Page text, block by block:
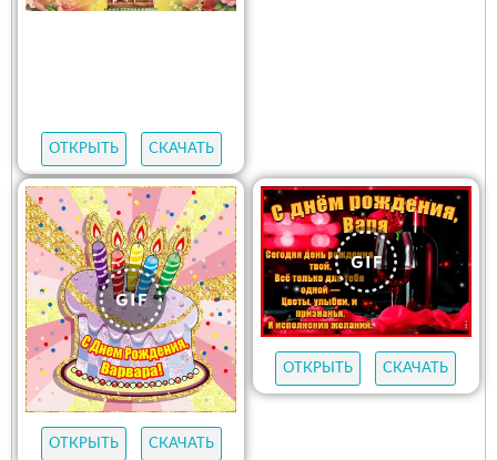
ОТКРЫТЬ СКАЧАТЬ
ОТКРЫТЬ СКАЧАТЬ
ОТКРЫТЬ СКАЧАТЬ